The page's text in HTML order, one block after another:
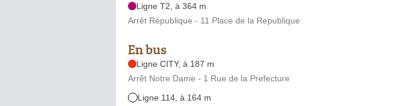
Ligne T2, à 364 m
Arrêt République - 11 Place de la Republique
En bus
Ligne CITY, à 187 m
Arrêt Notre Dame - 1 Rue de la Prefecture
Ligne 114, à 164 m